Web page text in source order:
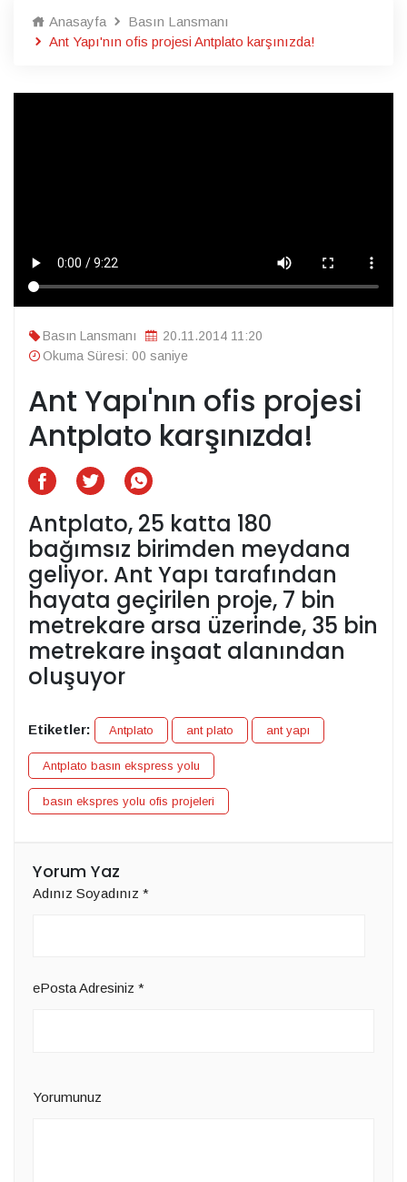
Anasayfa
Basın Lansmanı
Ant Yapı'nın ofis projesi Antplato karşınızda!
Basın Lansmanı
20.11.2014 11:20
Okuma Süresi: 00 saniye
Ant Yapı'nın ofis projesi
Antplato karşınızda!
Antplato, 25 katta 180
bağımsız birimden meydana
geliyor. Ant Yapı tarafından
hayata geçirilen proje, 7 bin
metrekare arsa üzerinde, 35 bin
metrekare inşaat alanından
oluşuyor
Etiketler: Antplato ant plato ant yapı
Antplato basın ekspress yolu
basın ekspres yolu ofis projeleri
Yorum Yaz
Adınız Soyadınız *
ePosta Adresiniz *
Yorumunuz